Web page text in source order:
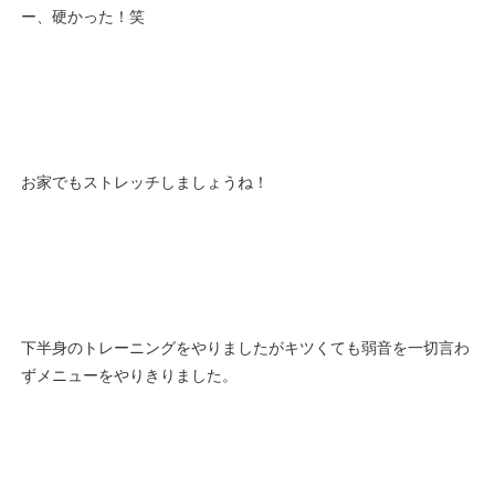
ー、硬かった！笑
お家でもストレッチしましょうね！
下半身のトレーニングをやりましたがキツくても弱音を一切言わ
ずメニューをやりきりました。